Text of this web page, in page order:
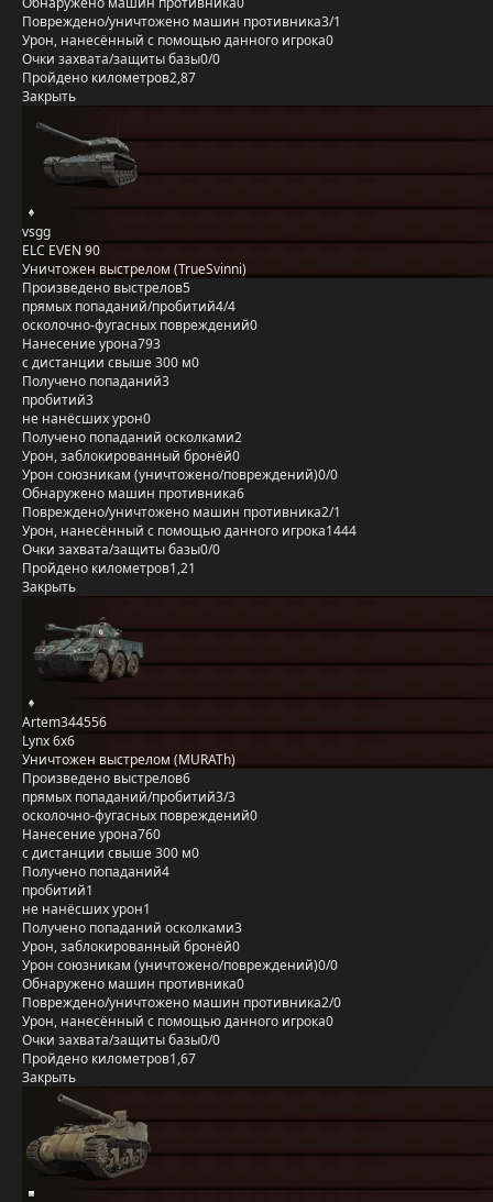
Повреждено/уничтожено машин противника3/1
Урон, нанесённый с помощью данного игрока0
Очки захвата/защиты базы0/0
Пройдено километров2,87
Закрыть
vsgg
ELC EVEN 90
Уничтожен выстрелом (TrueSvinni)
Произведено выстрелов5
прямых попаданий/пробитий4/4
осколочно-фугасных повреждений0
Нанесение урона793
с дистанции свыше 300 м0
Получено попаданий3
пробитий3
не нанёсших урон0
Получено попаданий осколками2
Урон, заблокированный бронёй0
Урон союзникам (уничтожено/повреждений)0/0
Обнаружено машин противника6
Повреждено/уничтожено машин противника2/1
Урон, нанесённый с помощью данного игрока1444
Очки захвата/защиты базы0/0
Пройдено километров1,21
Закрыть
Artem344556
Lynx 6x6
Уничтожен выстрелом (MURATh)
Произведено выстрелов6
прямых попаданий/пробитий3/3
осколочно-фугасных повреждений0
Нанесение урона760
с дистанции свыше 300 м0
Получено попаданий4
пробитий1
не нанёсших урон1
Получено попаданий осколками3
Урон, заблокированный бронёй0
Урон союзникам (уничтожено/повреждений)0/0
Обнаружено машин противника0
Повреждено/уничтожено машин противника2/0
Урон, нанесённый с помощью данного игрока0
Очки захвата/защиты базы0/0
Пройдено километров1,67
Закрыть